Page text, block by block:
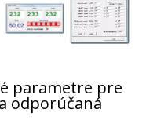
parametre pre
odporúčaná